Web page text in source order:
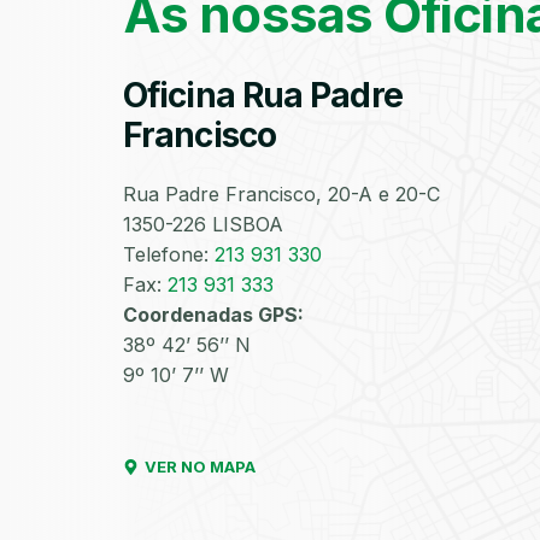
As nossas
Oficina Rua Padre
Francisco
Rua Padre Francisco, 20-A e 20-C
1350-226 LISBOA
Telefone: 213 931 330
Fax: 213 931 333
Coordenadas GPS:
38º 42’ 56’’ N
9º 10’ 7’’ W
VER NO MAPA